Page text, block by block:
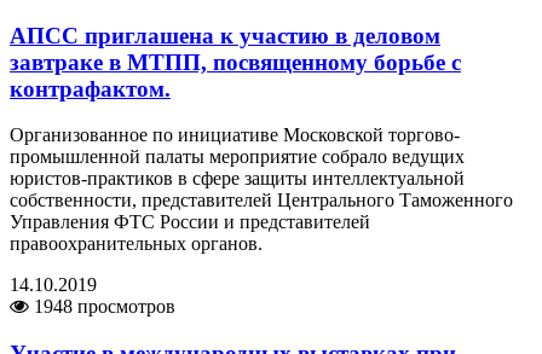
АПСС приглашена к участию в деловом
завтраке в МТПП, посвященному борьбе с
контрафактом.
Организованное по инициативе Московской торгово-
промышленной палаты мероприятие собрало ведущих
юристов-практиков в сфере защиты интеллектуальной
собственности, представителей Центрального Таможенного
Управления ФТС России и представителей
правоохранительных органов.
14.10.2019
1948 просмотров